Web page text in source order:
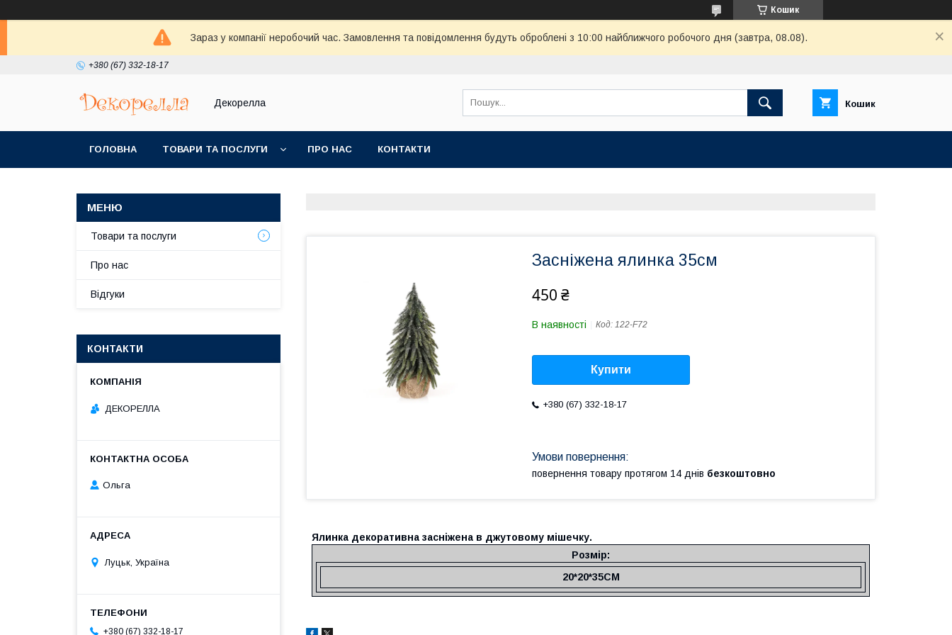
Кошик
Зараз у компанії неробочий час. Замовлення та повідомлення будуть оброблені з 10:00 найближчого робочого дня (завтра, 08.08).
+380 (67) 332-18-17
Декорелла Кошик
ГОЛОВНА ТОВАРИ ТА ПОСЛУГИ ПРО НАС КОНТАКТИ
Засніжена ялинка 35см
450 ₴
В наявності Код: 122-F72
Купити
+380 (67) 332-18-17
повернення товару протягом 14 днів безкоштовно
Ялинка декоративна засніжена в джутовому мішечку.
Розмір:
20*20*35СМ
Товари та послуги
Про нас
Відгуки
КОНТАКТИ
ДЕКОРЕЛЛА
Ольга
Луцьк, Україна
+380 (67) 332-18-17